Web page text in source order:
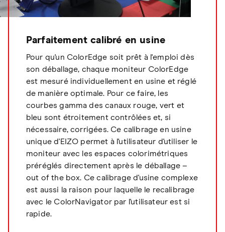
Parfaitement calibré en usine
Pour qu'un ColorEdge soit prêt à l'emploi dès
son déballage, chaque moniteur ColorEdge
est mesuré individuellement en usine et réglé
de manière optimale. Pour ce faire, les
courbes gamma des canaux rouge, vert et
bleu sont étroitement contrôlées et, si
nécessaire, corrigées. Ce calibrage en usine
unique d'EIZO permet à l'utilisateur d'utiliser le
moniteur avec les espaces colorimétriques
préréglés directement après le déballage –
out of the box. Ce calibrage d'usine complexe
est aussi la raison pour laquelle le recalibrage
avec le ColorNavigator par l'utilisateur est si
rapide.